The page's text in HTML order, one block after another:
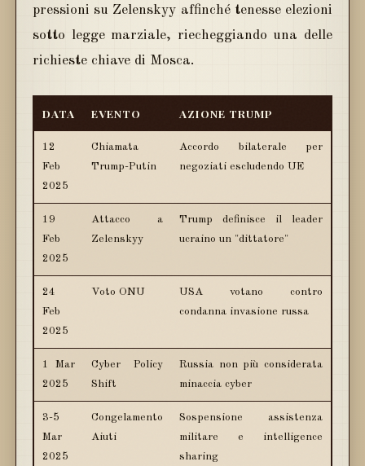
pressioni su Zelenskyy affinché tenesse elezioni
sotto legge marziale, riecheggiando una delle
richieste chiave di Mosca.
DATA EVENTO AZIONE TRUMP
12
Feb
2025
Chiamata
Trump-Putin
Accordo bilaterale per
negoziati escludendo UE
19
Feb
2025
Attacco a
Zelenskyy
Trump definisce il leader
ucraino un "dittatore"
24
Feb
2025
Voto ONU
USA votano contro
condanna invasione russa
1 Mar
2025
Cyber Policy
Shift
Russia non più considerata
minaccia cyber
3-5
Mar
2025
Congelamento
Aiuti
Sospensione assistenza
militare e intelligence
sharing